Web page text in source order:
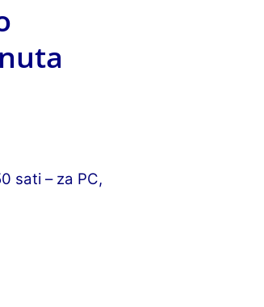
sati – za PC,